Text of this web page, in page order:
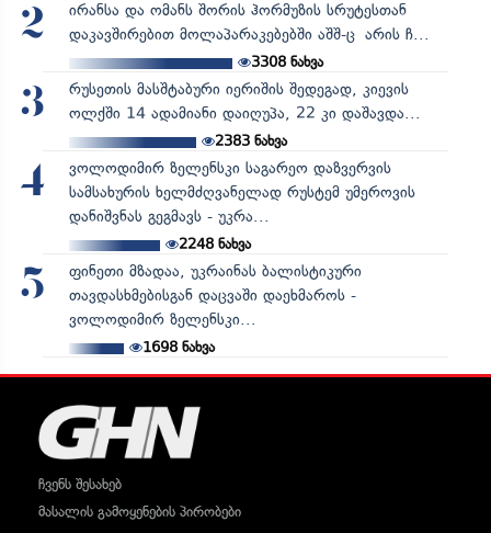
2
ირანსა და ომანს შორის ჰორმუზის სრუტესთან
დაკავშირებით მოლაპარაკებებში აშშ-ც არის ჩ...
3308ნახვა
3
რუსეთის მასშტაბური იერიშის შედეგად, კიევის
ოლქში 14 ადამიანი დაიღუპა, 22 კი დაშავდა...
2383ნახვა
4
ვოლოდიმირ ზელენსკი საგარეო დაზვერვის
სამსახურის ხელმძღვანელად რუსტემ უმეროვის
დანიშვნას გეგმავს - უკრა...
2248ნახვა
5
ფინეთი მზადაა, უკრაინას ბალისტიკური
თავდასხმებისგან დაცვაში დაეხმაროს -
ვოლოდიმირ ზელენსკი...
1698ნახვა
ჩვენს შესახებ
მასალის გამოყენების პირობები